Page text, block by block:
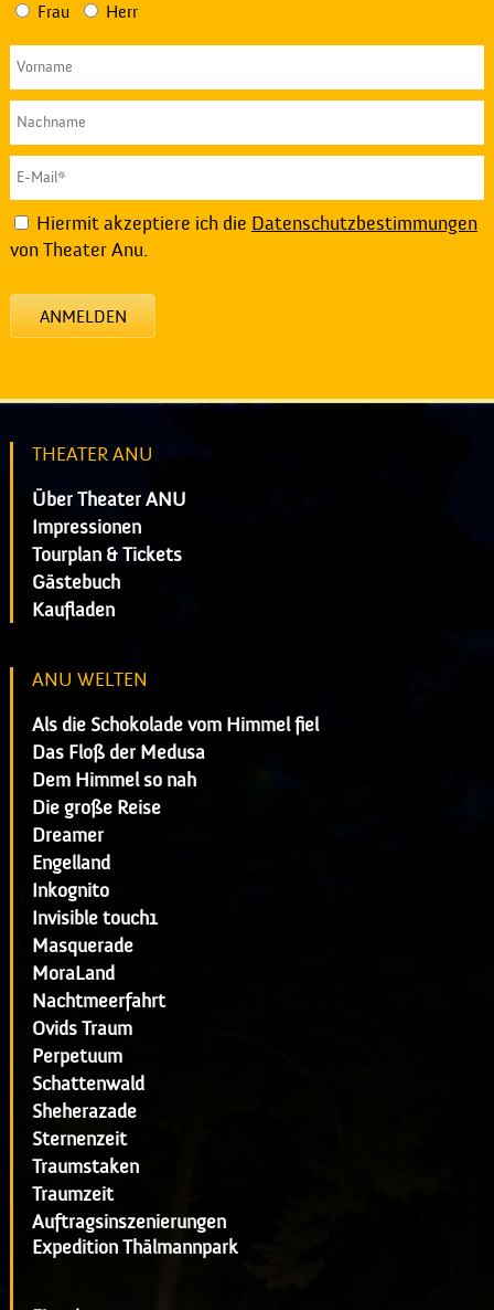
Frau Herr
Hiermit akzeptiere ich die Datenschutzbestimmungen
von Theater Anu.
ANMELDEN
THEATER ANU
Über Theater ANU
Impressionen
Tourplan & Tickets
Gästebuch
Kaufladen
ANU WELTEN
Als die Schokolade vom Himmel fiel
Das Floß der Medusa
Dem Himmel so nah
Die große Reise
Dreamer
Engelland
Inkognito
Invisible touch1
Masquerade
MoraLand
Nachtmeerfahrt
Ovids Traum
Perpetuum
Schattenwald
Sheherazade
Sternenzeit
Traumstaken
Traumzeit
Auftragsinszenierungen
Expedition Thälmannpark